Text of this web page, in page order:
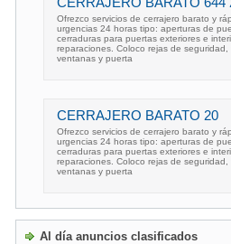
Ofrezco servicios de cerrajero barato y
urgencias 24 horas tipo: aperturas de
cerraduras para puertas exteriores e
reparaciones. Coloco rejas de
ventanas y puerta
CERRAJERO BARATO 20
Ofrezco servicios de cerrajero barato y
urgencias 24 horas tipo: aperturas de
cerraduras para puertas exteriores e
reparaciones. Coloco rejas de
ventanas y puerta
Al día anuncios clasificados